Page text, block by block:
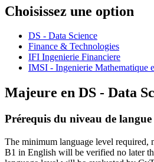
Choisissez une option
DS - Data Science
Finance & Technologies
IFI Ingenierie Financiere
IMSI - Ingenierie Mathematique
Majeure en DS - Data
Prérequis du niveau de langue
The minimum language level required,
B1 in English will be verified no later